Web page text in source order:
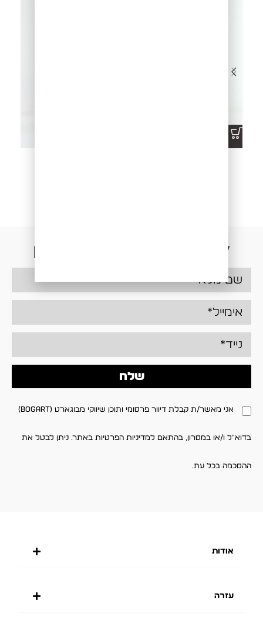
know
אני מאשר/ת קבלת דיוור פרסומי ותוכן שיווקי מבוגארט (BOGART)
בדוא"ל ו/או במסרון, בהתאם למדיניות הפרטיות באתר. ניתן לבטל את
ההסכמה בכל עת.
שלח
אודות
עזרה